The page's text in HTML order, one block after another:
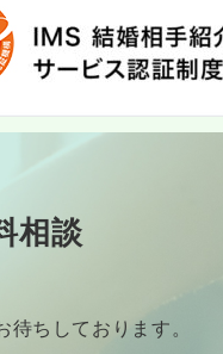
相談
ちしております。